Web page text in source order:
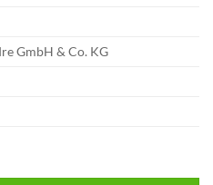
GmbH & Co. KG